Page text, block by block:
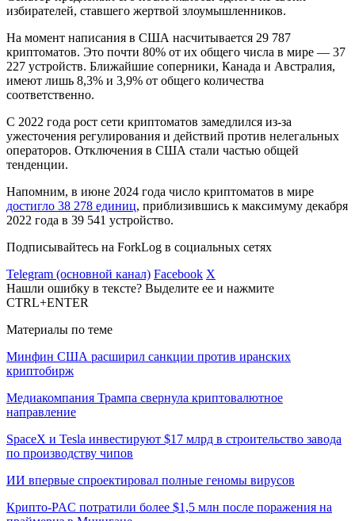
избирателей, ставшего жертвой злоумышленников.
На момент написания в США насчитывается 29 787
криптоматов. Это почти 80% от их общего числа в мире — 37
227 устройств. Ближайшие соперники, Канада и Австралия,
имеют лишь 8,3% и 3,9% от общего количества
соответственно.
С 2022 года рост сети криптоматов замедлился из-за
ужесточения регулирования и действий против нелегальных
операторов. Отключения в США стали частью общей
тенденции.
Напомним, в июне 2024 года число криптоматов в мире
достигло 38 278 единиц, приблизившись к максимуму декабря
2022 года в 39 541 устройство.
Подписывайтесь на ForkLog в социальных сетях
Telegram (основной канал) Facebook X
Нашли ошибку в тексте? Выделите ее и нажмите
CTRL+ENTER
Материалы по теме
Минфин США расширил санкции против иранских
криптобирж
Медиакомпания Трампа свернула криптовалютное
направление
SpaceX и Tesla инвестируют $17 млрд в строительство завода
по производству чипов
ИИ впервые спроектировал полные геномы вирусов
Крипто-PAC потратили более $1,5 млн после поражения на